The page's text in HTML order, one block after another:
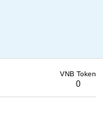
VNB Token
0